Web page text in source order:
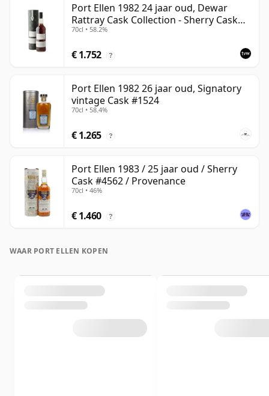
Port Ellen 1982 24 jaar oud, Dewar
Rattray Cask Collection - Sherry Cask
#2463
70cl • 58.2%
€ 1.752 ?
Port Ellen 1982 26 jaar oud, Signatory
vintage Cask #1524
70cl • 58.4%
€ 1.265 ?
Port Ellen 1983 / 25 jaar oud / Sherry
Cask #4562 / Provenance
70cl • 46%
€ 1.460 ?
WAAR PORT ELLEN KOPEN